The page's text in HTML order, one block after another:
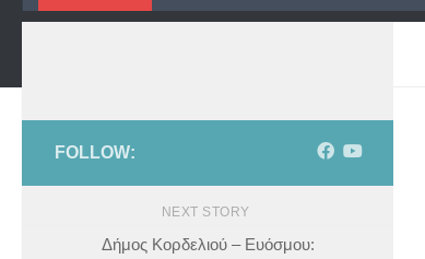
FOLLOW:
NEXT STORY
Δήμος Κορδελιού – Ευόσμου: